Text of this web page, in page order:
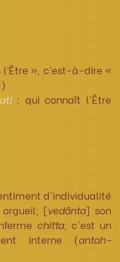
l’Être », c’est-à-dire «
: qui connaît l'Être
d'individualité
[vedânta] son
chitta, c'est un
interne (antah-